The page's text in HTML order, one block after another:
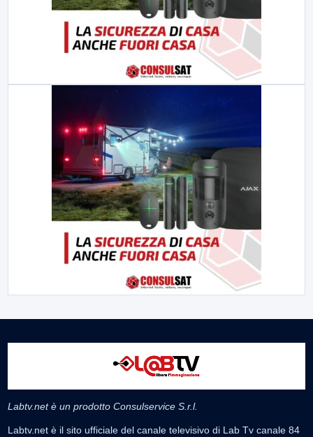
Labtv.net è un prodotto Consulservice S.r.l.
Labtv.net è il sito ufficiale del canale televisivo di Lab Tv canale 84